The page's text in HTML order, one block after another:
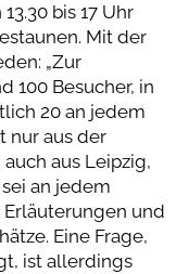
bis 17 Uhr
Mit der
„Zur
100 Besucher, in
20 an jedem
nur aus der
aus Leipzig,
an jedem
und
Eine Frage,
ist allerdings